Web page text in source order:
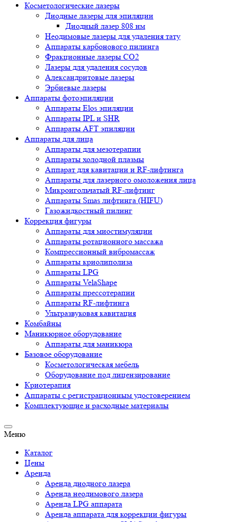
Косметологические лазеры
Диодные лазеры для эпиляции
Диодный лазер 808 нм
Неодимовые лазеры для удаления тату
Аппараты карбонового пилинга
Фракционные лазеры CO2
Лазеры для удаления сосудов
Александритовые лазеры
Эрбиевые лазеры
Аппараты фотоэпиляции
Аппараты Elos эпиляции
Аппараты IPL и SHR
Аппараты AFT эпиляции
Аппараты для лица
Аппараты для мезотерапии
Аппараты холодной плазмы
Аппарат для кавитации и RF-лифтинга
Аппараты для лазерного омоложения лица
Микроигольчатый RF-лифтинг
Аппараты Smas лифтинга (HIFU)
Газожидкостный пилинг
Коррекция фигуры
Аппараты для миостимуляции
Аппараты ротационного массажа
Компрессионный вибромассаж
Аппараты криолиполиза
Аппараты LPG
Аппараты VelaShape
Аппараты прессотерапии
Аппараты RF-лифтинга
Ультразвуковая кавитация
Комбайны
Маникюрное оборудование
Аппараты для маникюра
Базовое оборудование
Косметологическая мебель
Оборудование под лицензирование
Криотерапия
Аппараты c регистрационным удостоверением
Комплектующие и расходные материалы
Меню
Каталог
Цены
Аренда
Аренда диодного лазера
Аренда неодимового лазера
Аренда LPG аппарата
Аренда аппарата для коррекции фигуры